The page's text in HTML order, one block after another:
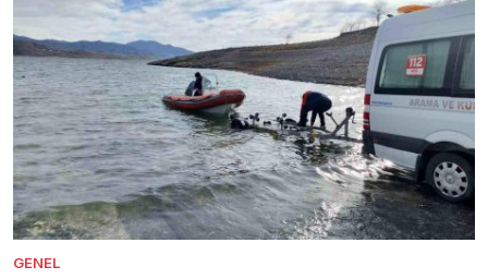
GENEL